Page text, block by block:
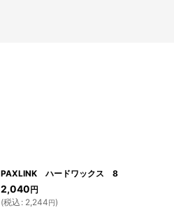
PAXLINK ハードワックス 8
2,040 円
(税込 : 2,244円)